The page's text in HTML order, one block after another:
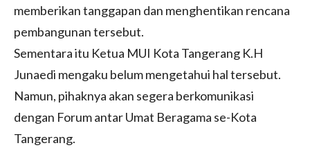
memberikan tanggapan dan menghentikan rencana
pembangunan tersebut.
Sementara itu Ketua MUI Kota Tangerang K.H
Junaedi mengaku belum mengetahui hal tersebut.
Namun, pihaknya akan segera berkomunikasi
dengan Forum antar Umat Beragama se-Kota
Tangerang.